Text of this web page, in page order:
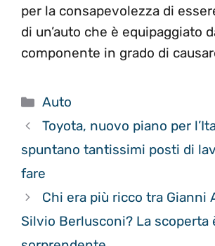
per la consapevolezza di
di un’auto che è equipaggiato
componente in grado di
Categorie
Auto
Toyota, nuovo piano per
spuntano tantissimi posti di
fare
Chi era più ricco tra Gianni
Silvio Berlusconi? La scoperta